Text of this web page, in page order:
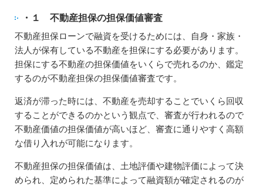
・１ 不動産担保の担保価値審査
不動産担保ローンで融資を受けるためには、自身・家族・
法人が保有している不動産を担保にする必要があります。
担保にする不動産の担保価値をいくらで売れるのか、鑑定
するのが不動産担保の担保価値審査です。
返済が滞った時には、不動産を売却することでいくら回収
することができるのかという観点で、審査が行われるので
不動産価値の担保価値が高いほど、審査に通りやすく高額
な借り入れが可能になります。
不動産担保の担保価値は、土地評価や建物評価によって決
められ、定められた基準によって融資額が確定されるのが